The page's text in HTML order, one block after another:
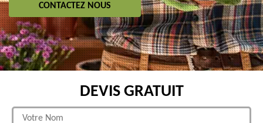
CONTACTEZ NOUS
DEVIS GRATUIT